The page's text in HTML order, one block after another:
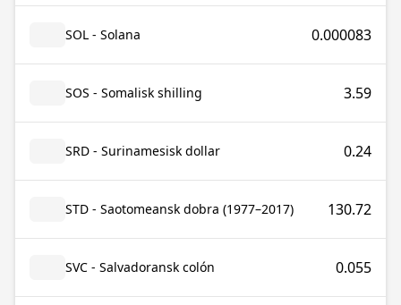
SOL - Solana 0.000083
SOS - Somalisk shilling 3.59
SRD - Surinamesisk dollar 0.24
STD - Saotomeansk dobra (1977–2017) 130.72
SVC - Salvadoransk colón 0.055